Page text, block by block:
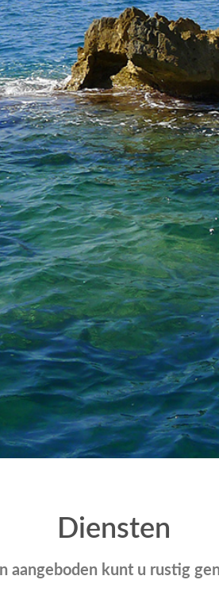
Diensten
aangeboden kunt u rustig